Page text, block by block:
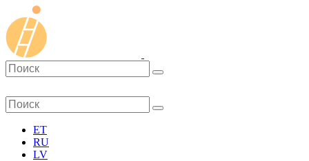
ET
RU
LV